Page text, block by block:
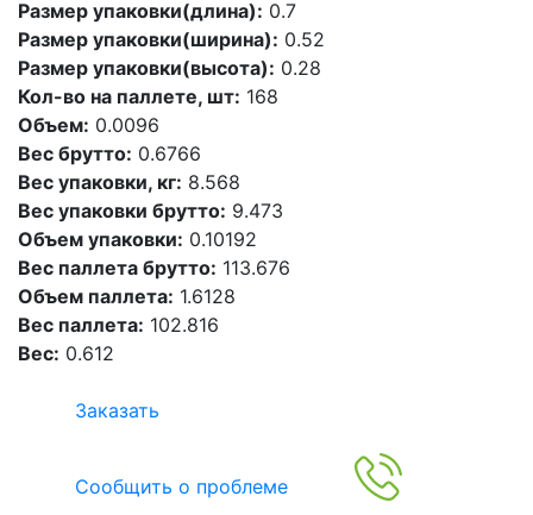
Размер упаковки(длина): 0.7
Размер упаковки(ширина): 0.52
Размер упаковки(высота): 0.28
Кол-во на паллете, шт: 168
Объем: 0.0096
Вес брутто: 0.6766
Вес упаковки, кг: 8.568
Вес упаковки брутто: 9.473
Объем упаковки: 0.10192
Вес паллета брутто: 113.676
Объем паллета: 1.6128
Вес паллета: 102.816
Вес: 0.612
Заказать
Сообщить о проблеме